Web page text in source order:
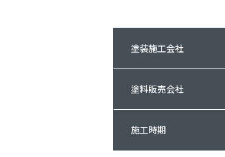
塗装施工会社
塗料販売会社
施工時期